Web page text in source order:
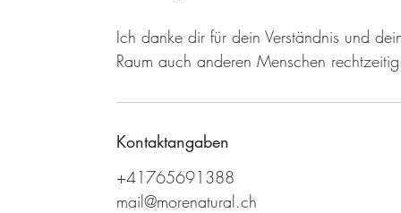
Ich danke dir für dein Verständnis und
Raum auch anderen Menschen
Kontaktangaben
+41765691388
mail@morenatural.ch